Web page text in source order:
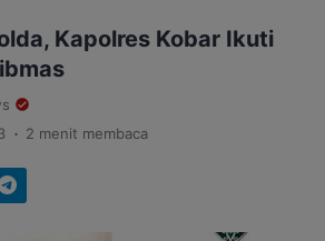
Kapolres Kobar Ikuti
. 2 menit membaca